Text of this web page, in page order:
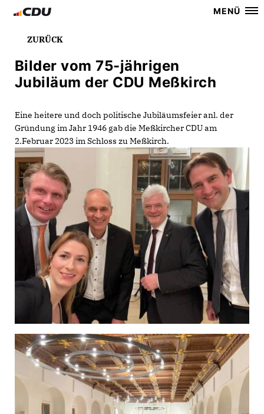
MENÜ
ZURÜCK
Bilder vom 75-jährigen
Jubiläum der CDU Meßkirch
Eine heitere und doch politische Jubiläumsfeier anl. der
Gründung im Jahr 1946 gab die Meßkircher CDU am
2.Februar 2023 im Schloss zu Meßkirch.